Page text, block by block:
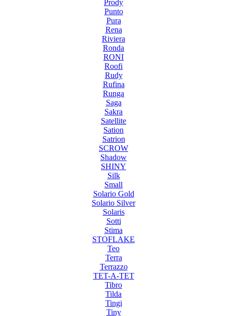
Prody
Punto
Pura
Rena
Riviera
Ronda
RONI
Roofi
Rudy
Rufina
Runga
Saga
Sakra
Satellite
Sation
Satrion
SCROW
Shadow
SHINY
Silk
Small
Solario Gold
Solario Silver
Solaris
Sotti
Stima
STOFLAKE
Teo
Terra
Terrazzo
TET-A-TET
Tibro
Tilda
Tingi
Tiny